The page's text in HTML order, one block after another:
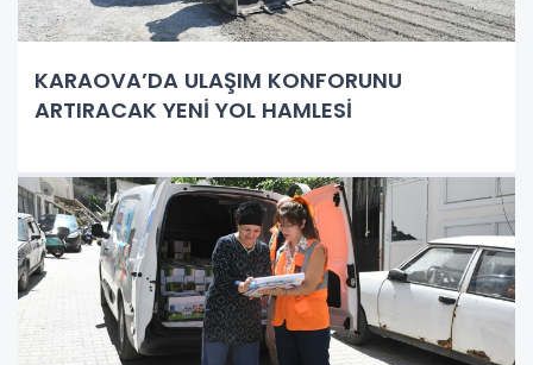
KARAOVA’DA ULAŞIM KONFORUNU
ARTIRACAK YENİ YOL HAMLESİ